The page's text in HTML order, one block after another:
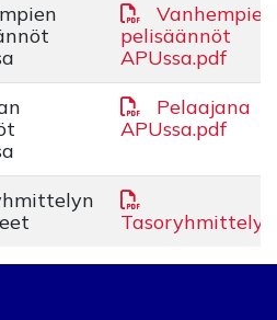
Vanhempien
pelisäännöt
APUssa.pdf
Pelaajana
APUssa.pdf